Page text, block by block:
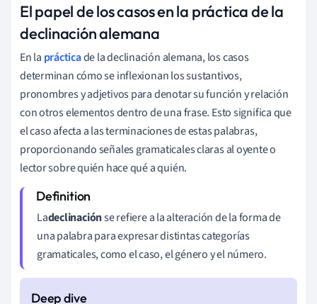
El papel de los casos en la práctica de la
declinación alemana
En la prácticade la declinación alemana, los casos
determinan cómo se inflexionan los sustantivos,
pronombres y adjetivos para denotar su función y relación
con otros elementos dentro de una frase. Esto significa que
el caso afecta a las terminaciones de estas palabras,
proporcionando señales gramaticales claras al oyente o
lector sobre quién hace qué a quién.
Ladeclinaciónse refiere a la alteración de la forma de
una palabra para expresar distintas categorías
gramaticales, como el caso, el género y el número.